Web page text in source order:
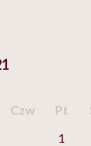
Czw Pt
1